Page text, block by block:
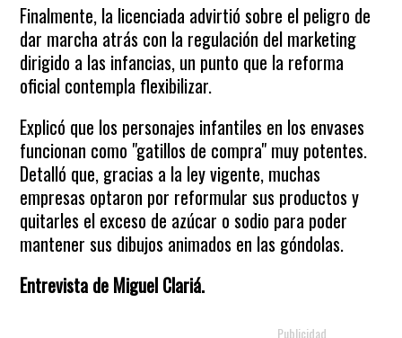
Finalmente, la licenciada advirtió sobre el peligro de
dar marcha atrás con la regulación del marketing
dirigido a las infancias, un punto que la reforma
oficial contempla flexibilizar.
Explicó que los personajes infantiles en los envases
funcionan como "gatillos de compra" muy potentes.
Detalló que, gracias a la ley vigente, muchas
empresas optaron por reformular sus productos y
quitarles el exceso de azúcar o sodio para poder
mantener sus dibujos animados en las góndolas.
Entrevista de Miguel Clariá.